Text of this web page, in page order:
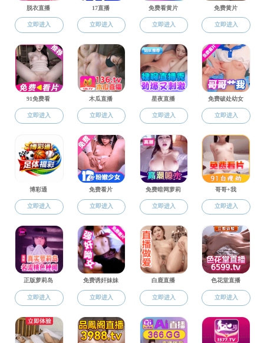
18 2011届校友
18
2015.05
信息科学与技术学院召开校友新春联谊
上一页 下一页
第 1/1 页 总文章数：2 篇